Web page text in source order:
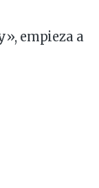
empieza a